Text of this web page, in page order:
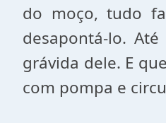
do moço, tudo
desapontá-lo.
grávida dele. E
com pompa e